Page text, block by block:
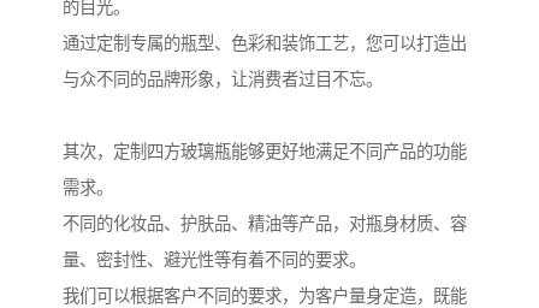
的目光。
通过定制专属的瓶型、色彩和装饰工艺，您可以打造出
与众不同的品牌形象，让消费者过目不忘。
其次，定制四方玻璃瓶能够更好地满足不同产品的功能
需求。
不同的化妆品、护肤品、精油等产品，对瓶身材质、容
量、密封性、避光性等有着不同的要求。
我们可以根据客户不同的要求，为客户量身定造，既能